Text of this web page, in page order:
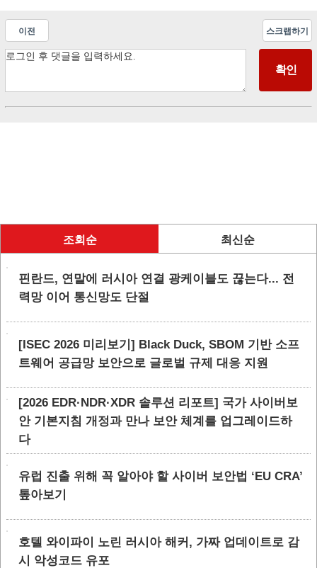
이전 스크랩하기
조회순 최신순
핀란드, 연말에 러시아 연결 광케이블도 끊는다... 전
력망 이어 통신망도 단절
[ISEC 2026 미리보기] Black Duck, SBOM 기반 소프
트웨어 공급망 보안으로 글로벌 규제 대응 지원
[2026 EDR·NDR·XDR 솔루션 리포트] 국가 사이버보
안 기본지침 개정과 만나 보안 체계를 업그레이드하
다
유럽 진출 위해 꼭 알아야 할 사이버 보안법 ‘EU CRA’
톺아보기
호텔 와이파이 노린 러시아 해커, 가짜 업데이트로 감
시 악성코드 유포